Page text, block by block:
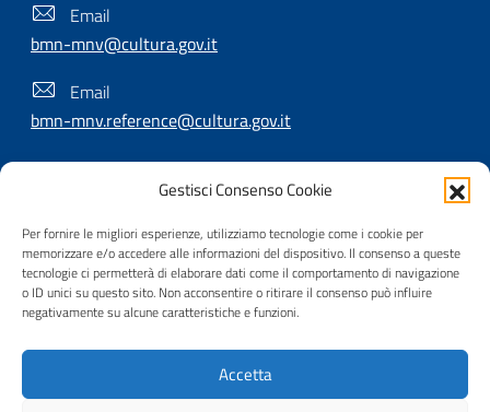
Gestisci Consenso Cookie
Per fornire le migliori esperienze, utilizziamo tecnologie come i cookie per
memorizzare e/o accedere alle informazioni del dispositivo. Il consenso a queste
tecnologie ci permetterà di elaborare dati come il comportamento di navigazione
o ID unici su questo sito. Non acconsentire o ritirare il consenso può influire
negativamente su alcune caratteristiche e funzioni.
Accetta
Email
bmn-mnv@cultura.gov.it
Email
bmn-mnv.reference@cultura.gov.it
Useful Links Section
Privacy | Cookie policy | Contatti |
accessibilità | Crediti | Nota di copyright | Realizzato da